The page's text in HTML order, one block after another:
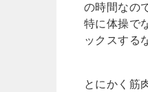
の時間なの
特に体操で
ックスする
とにかく筋